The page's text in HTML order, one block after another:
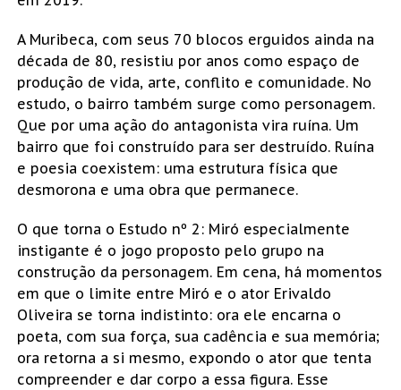
A Muribeca, com seus 70 blocos erguidos ainda na
década de 80, resistiu por anos como espaço de
produção de vida, arte, conflito e comunidade. No
estudo, o bairro também surge como personagem.
Que por uma ação do antagonista vira ruína. Um
bairro que foi construído para ser destruído. Ruína
e poesia coexistem: uma estrutura física que
desmorona e uma obra que permanece.
O que torna o Estudo nº 2: Miró especialmente
instigante é o jogo proposto pelo grupo na
construção da personagem. Em cena, há momentos
em que o limite entre Miró e o ator Erivaldo
Oliveira se torna indistinto: ora ele encarna o
poeta, com sua força, sua cadência e sua memória;
ora retorna a si mesmo, expondo o ator que tenta
compreender e dar corpo a essa figura. Esse